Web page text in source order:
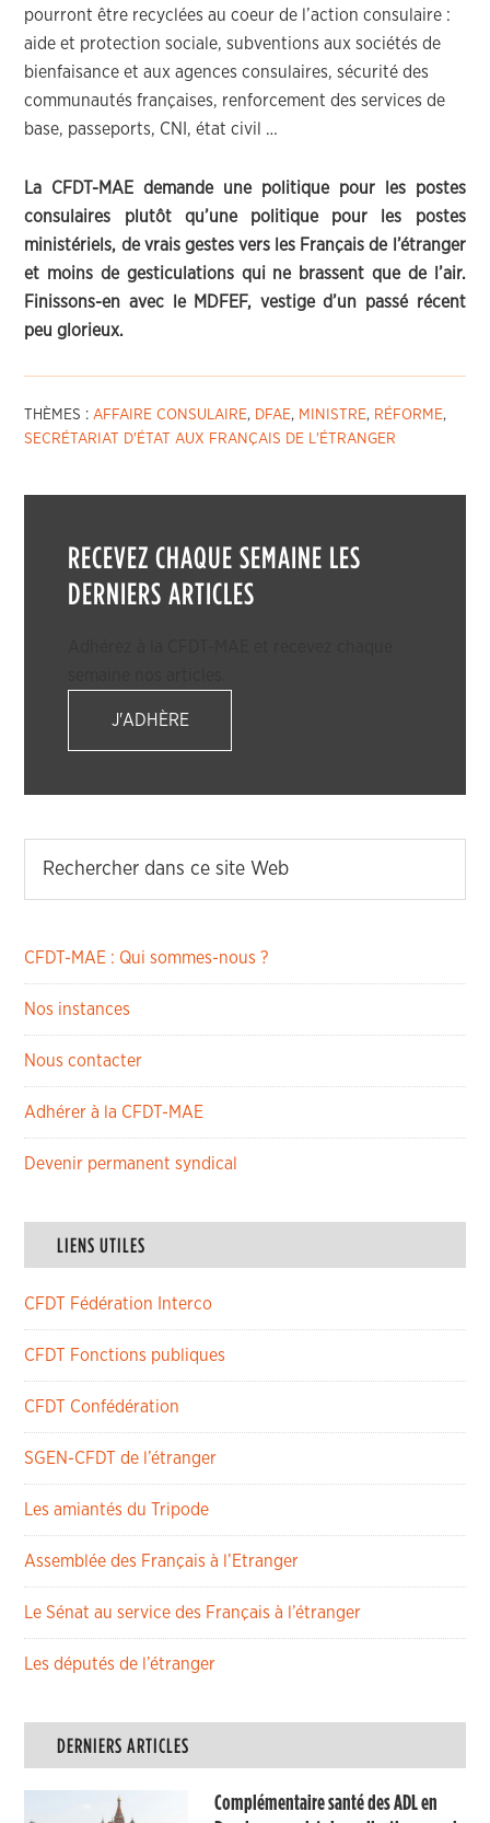
pourront être recyclées au coeur de l’action consulaire :
aide et protection sociale, subventions aux sociétés de
bienfaisance et aux agences consulaires, sécurité des
communautés françaises, renforcement des services de
base, passeports, CNI, état civil …
La CFDT-MAE demande une politique pour les postes
consulaires plutôt qu’une politique pour les postes
ministériels, de vrais gestes vers les Français de l’étranger
et moins de gesticulations qui ne brassent que de l’air.
Finissons-en avec le MDFEF, vestige d’un passé récent
peu glorieux.
THÈMES :AFFAIRE CONSULAIRE, DFAE, MINISTRE, RÉFORME,
SECRÉTARIAT D'ÉTAT AUX FRANÇAIS DE L'ÉTRANGER
RECEVEZ CHAQUE SEMAINE LES
DERNIERS ARTICLES
J'ADHÈRE
CFDT-MAE : Qui sommes-nous ?
Nos instances
Nous contacter
Adhérer à la CFDT-MAE
Devenir permanent syndical
LIENS UTILES
CFDT Fédération Interco
CFDT Fonctions publiques
CFDT Confédération
SGEN-CFDT de l’étranger
Les amiantés du Tripode
Assemblée des Français à l’Etranger
Le Sénat au service des Français à l’étranger
Les députés de l’étranger
DERNIERS ARTICLES
Complémentaire santé des ADL en